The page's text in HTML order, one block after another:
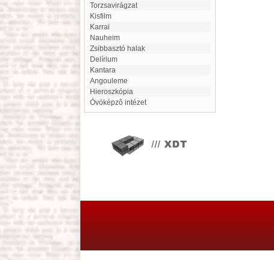
Torzsavirágzat
kisfilm
Karrai
Nauheim
Zsibbasztó halak
delírium
Kantara
Angouleme
Hieroszkópia
Óvóképzô intézet